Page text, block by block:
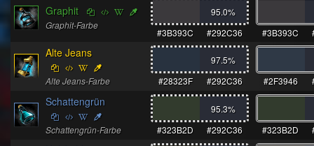
Graphit
Graphit-Farbe
95.0%
#3B393C
#292C36 #3B393C
Alte Jeans
Alte Jeans-Farbe
97.5%
#28323F
#292C36 #2F3946
Schattengrün
Schattengrün-Farbe
95.3%
#323B2D
#292C36 #323B2D